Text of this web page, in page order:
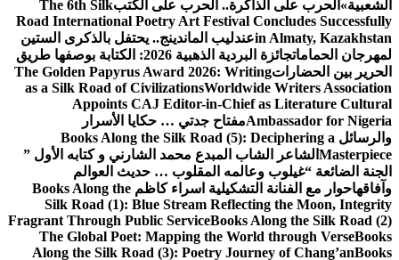
الشعبية» الحرب على الذاكرة.. الحرب على الكتبThe 6th Silk
Road International Poetry Art Festival Concludes Successfully
in Almaty, Kazakhstanعندليب الماندينج.. يحتفل بالذكرى الستين
لمهرجان الحمامات
جائزة البردية الذهبية 2026: الكتابة بوصفها طريق
الحرير بين الحضاراتThe Golden Papyrus Award 2026: Writing
as a Silk Road of CivilizationsWorldwide Writers Association
Appoints CAJ Editor-in-Chief as Literature Cultural
Ambassador for Nigeriaمفتاح جدتي … حكايا الأسرار
والرسائل Books Along the Silk Road (5): Deciphering a
Masterpiece الشاعر الشاب المبدع محمد الشارني و كتابه الأول ”
الجنة الضائعة “غيلوب وعالمه المقلوب … حديث العوالم
وآفاقهاحوار مع الفنانة التشكيلية اسراء كاظم Books Along the
Silk Road (1): Blue Stream Reflecting the Moon, Integrity
Fragrant Through Public ServiceBooks Along the Silk Road (2)
The Global Poet: Mapping the World through VerseBooks
Along the Silk Road (3): Poetry Journey of Chang’anBooks